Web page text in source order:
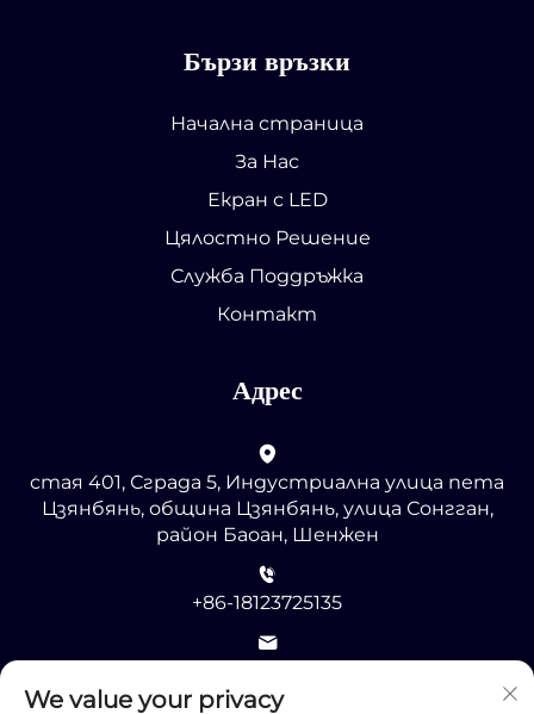
Бързи връзки
Начална страница
За Нас
Екран с LED
Цялостно Решение
Служба Поддръжка
Контакт
Адрес
стая 401, Сграда 5, Индустриална улица пета
Цзянбянь, община Цзянбянь, улица Сонгган,
район Баоан, Шенжен
+86-18123725135
We value your privacy